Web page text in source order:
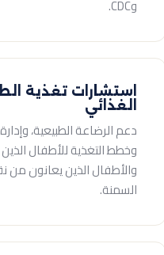
وCDC.
استشارات تغذية
الغذائي
دعم الرضاعة الطبيعية،
وخطط التغذية للأطفال
والأطفال الذين يعانون من
السمنة.